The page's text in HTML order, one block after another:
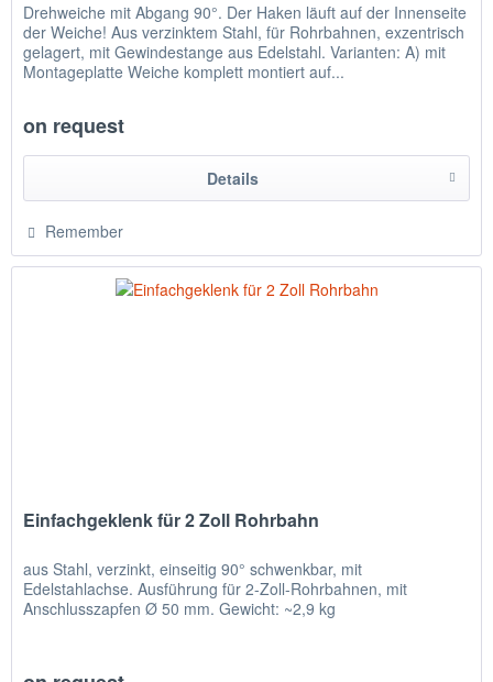
Drehweiche mit Abgang 90°. Der Haken läuft auf der Innenseite
der Weiche! Aus verzinktem Stahl, für Rohrbahnen, exzentrisch
gelagert, mit Gewindestange aus Edelstahl. Varianten: A) mit
Montageplatte Weiche komplett montiert auf...
on request
Details
Remember
Einfachgeklenk für 2 Zoll Rohrbahn
aus Stahl, verzinkt, einseitig 90° schwenkbar, mit
Edelstahlachse. Ausführung für 2-Zoll-Rohrbahnen, mit
Anschlusszapfen Ø 50 mm. Gewicht: ~2,9 kg